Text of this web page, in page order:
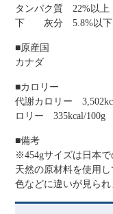
タンパク質 22%
下 灰分 5.8%以
■原産国
カナダ
■カロリー
代謝カロリー
ロリー 335kcal/100g
■備考
※454gサイズは日本で
天然の原材料を使用
色などに違いが見られ